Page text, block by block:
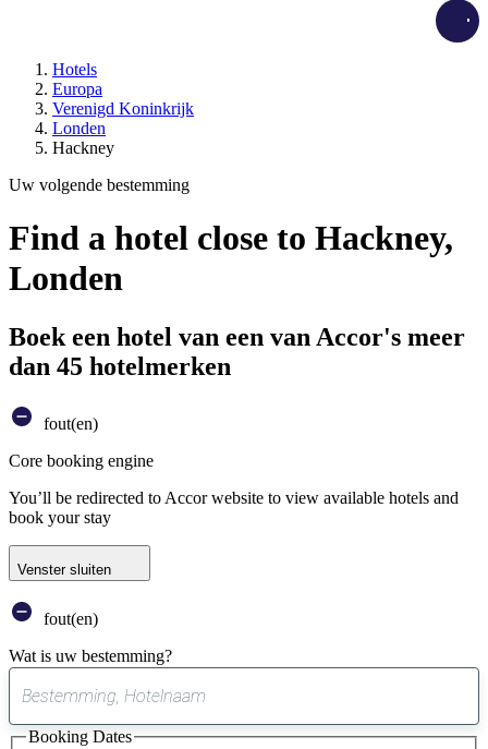
Hotels
Europa
Verenigd Koninkrijk
Londen
Hackney
Uw volgende bestemming
Find a hotel close to Hackney,
Londen
Boek een hotel van een van Accor's meer
dan 45 hotelmerken
fout(en)
Core booking engine
You’ll be redirected to Accor website to view available hotels and
book your stay
Venster sluiten
fout(en)
Wat is uw bestemming?
suggestie
gevonden
Booking Dates